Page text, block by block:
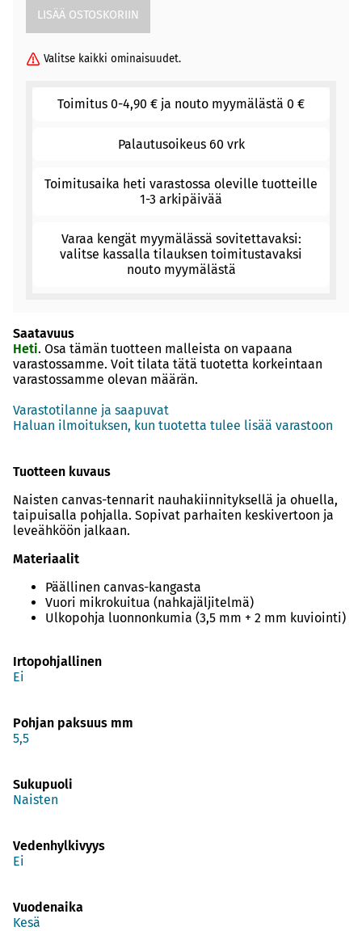
Valitse kaikki ominaisuudet.
Toimitus 0-4,90 € ja nouto myymälästä 0 €
Palautusoikeus 60 vrk
Toimitusaika heti varastossa oleville tuotteille
1-3 arkipäivää
Varaa kengät myymälässä sovitettavaksi:
valitse kassalla tilauksen toimitustavaksi
nouto myymälästä
Saatavuus
Heti. Osa tämän tuotteen malleista on vapaana
varastossamme. Voit tilata tätä tuotetta korkeintaan
varastossamme olevan määrän.
Varastotilanne ja saapuvat
Haluan ilmoituksen, kun tuotetta tulee lisää varastoon
Tuotteen kuvaus
Naisten canvas-tennarit nauhakiinnityksellä ja ohuella,
taipuisalla pohjalla. Sopivat parhaiten keskivertoon ja
leveähköön jalkaan.
Materiaalit
Päällinen canvas-kangasta
Vuori mikrokuitua (nahkajäljitelmä)
Ulkopohja luonnonkumia (3,5 mm + 2 mm kuviointi)
Irtopohjallinen
Ei
Pohjan paksuus mm
5,5
Sukupuoli
Naisten
Vedenhylkivyys
Ei
Vuodenaika
Kesä